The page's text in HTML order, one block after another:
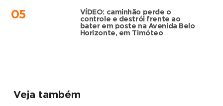
05
VÍDEO: caminhão perde o
controle e destrói frente ao
bater em poste na Avenida Belo
Horizonte, em Timóteo
Veja também